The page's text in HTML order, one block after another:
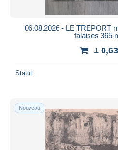
06.08.2026 - LE TREPORT
falaises 365
±
Statut
Nouveau